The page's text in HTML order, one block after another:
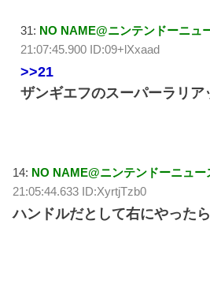
31: NO NAME@ニンテンドーニュ
21:07:45.900 ID:09+lXxaad
>>21
ザンギエフのスーパーラリア
14: NO NAME@ニンテンドーニュー
21:05:44.633 ID:XyrtjTzb0
ハンドルだとして右にやった